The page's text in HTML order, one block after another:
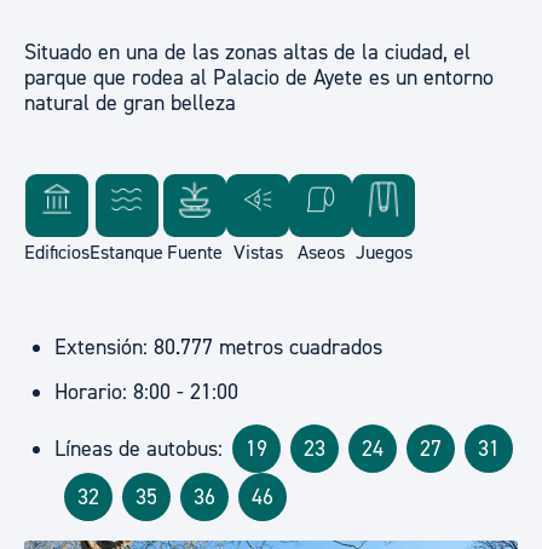
Situado en una de las zonas altas de la ciudad, el
parque que rodea al Palacio de Ayete es un entorno
natural de gran belleza
EdificiosEstanque Fuente Vistas Aseos Juegos
Extensión: 80.777 metros cuadrados
Horario: 8:00 - 21:00
Líneas de autobus: 19 23 24 27
31
32
35 36 46